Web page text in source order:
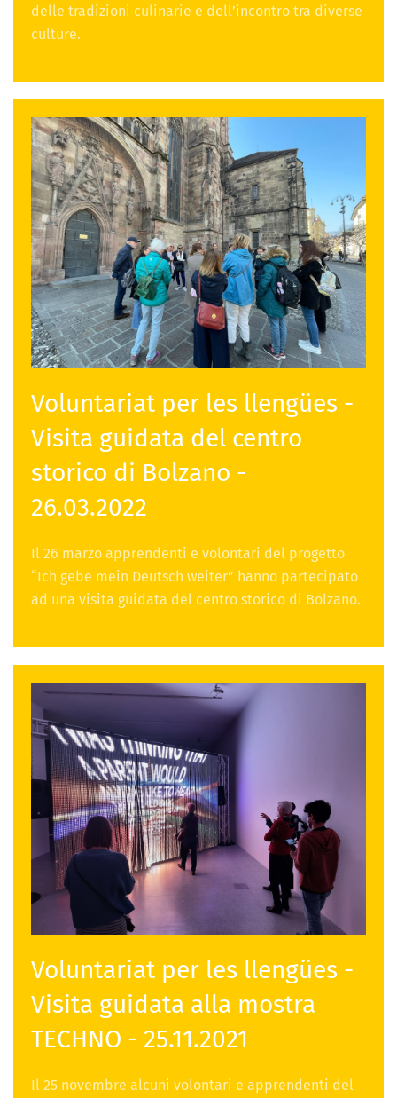
delle tradizioni culinarie e dell’incontro tra diverse
culture.
Voluntariat per les llengües -
Visita guidata del centro
storico di Bolzano -
26.03.2022
Il 26 marzo apprendenti e volontari del progetto
“Ich gebe mein Deutsch weiter” hanno partecipato
ad una visita guidata del centro storico di Bolzano.
Voluntariat per les llengües -
Visita guidata alla mostra
TECHNO - 25.11.2021
Il 25 novembre alcuni volontari e apprendenti del